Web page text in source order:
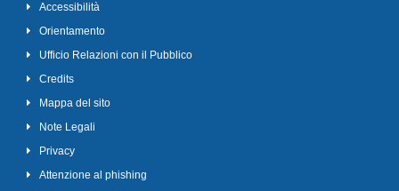
Accessibilità
Orientamento
Ufficio Relazioni con il Pubblico
Credits
Mappa del sito
Note Legali
Privacy
Attenzione al phishing